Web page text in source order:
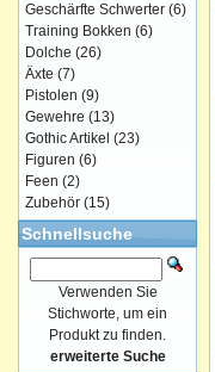
Geschärfte Schwerter (6)
Training Bokken (6)
Dolche (26)
Äxte (7)
Pistolen (9)
Gewehre (13)
Gothic Artikel (23)
Figuren (6)
Feen (2)
Zubehör (15)
Schnellsuche
Verwenden Sie
Stichworte, um ein
Produkt zu finden.
erweiterte Suche